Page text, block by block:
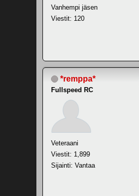
Vanhempi jäsen
Viestit: 120
*remppa*
Fullspeed RC
Veteraani
Viestit: 1,899
Sijainti: Vantaa